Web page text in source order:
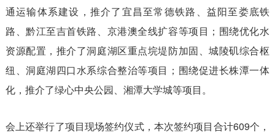
通运输体系建设，推介了宜昌至常德铁路、益阳至娄底铁
路、黔江至吉首铁路、京港澳全线扩容等项目；围绕优化水
资源配置，推介了洞庭湖区重点垸堤防加固、城陵矶综合枢
纽、洞庭湖四口水系综合整治等项目；围绕促进长株潭一体
化，推介了绿心中央公园、湘潭大学城等项目。
会上还举行了项目现场签约仪式，本次签约项目合计609个，